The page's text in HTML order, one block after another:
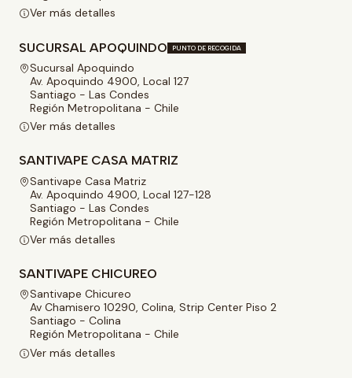
Ver más detalles
SUCURSAL APOQUINDO PUNTO DE RECOGIDA
Sucursal Apoquindo
Av. Apoquindo 4900, Local 127
Santiago - Las Condes
Región Metropolitana - Chile
Ver más detalles
SANTIVAPE CASA MATRIZ
Santivape Casa Matriz
Av. Apoquindo 4900, Local 127-128
Santiago - Las Condes
Región Metropolitana - Chile
Ver más detalles
SANTIVAPE CHICUREO
Santivape Chicureo
Av Chamisero 10290, Colina, Strip Center Piso 2
Santiago - Colina
Región Metropolitana - Chile
Ver más detalles